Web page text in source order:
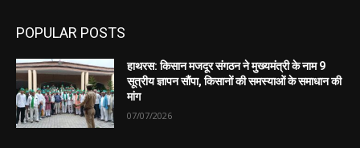
POPULAR POSTS
हाथरस: किसान मजदूर संगठन ने मुख्यमंत्री के नाम 9
सूत्रीय ज्ञापन सौंपा, किसानों की समस्याओं के समाधान की
मांग
07/07/2026